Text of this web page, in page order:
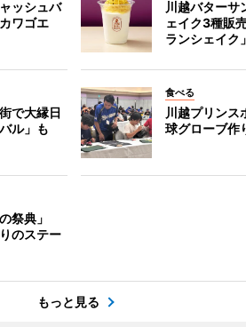
ッシュバ
ワゴエ
川越バターサ
ェイク3種販
ランシェイク
で大縁日
ル」も
食べる
川越プリンス
球グローブ作
祭典」
のステー
もっと見る